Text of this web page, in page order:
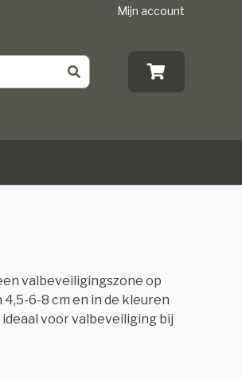
Mijn account
valbeveiligingszone op
6-8 cm en in de kleuren
voor valbeveiliging bij